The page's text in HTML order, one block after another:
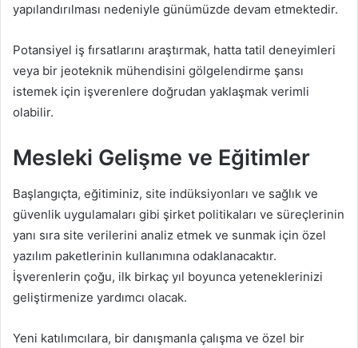
yapılandırılması nedeniyle günümüzde devam etmektedir.
Potansiyel iş fırsatlarını araştırmak, hatta tatil deneyimleri
veya bir jeoteknik mühendisini gölgelendirme şansı
istemek için işverenlere doğrudan yaklaşmak verimli
olabilir.
Mesleki Gelişme ve Eğitimler
Başlangıçta, eğitiminiz, site indüksiyonları ve sağlık ve
güvenlik uygulamaları gibi şirket politikaları ve süreçlerinin
yanı sıra site verilerini analiz etmek ve sunmak için özel
yazılım paketlerinin kullanımına odaklanacaktır.
İşverenlerin çoğu, ilk birkaç yıl boyunca yeteneklerinizi
geliştirmenize yardımcı olacak.
Yeni katılımcılara, bir danışmanla çalışma ve özel bir